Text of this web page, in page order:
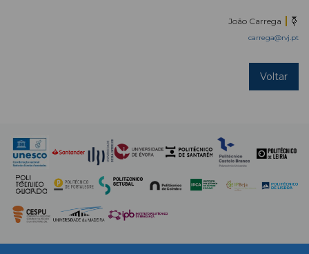
João Carrega
carrega@rvj.pt
Voltar